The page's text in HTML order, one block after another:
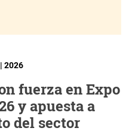
2026
fuerza en Expo
y apuesta a
del sector